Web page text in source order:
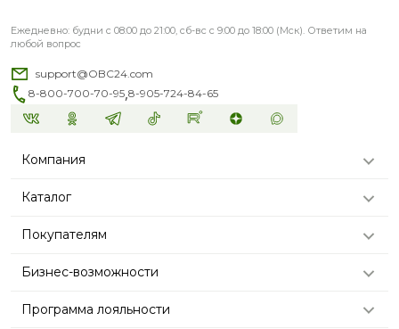
Ежедневно: будни с 08:00 до 21:00, сб-вс с 9:00 до 18:00 (Мск). Ответим на
любой вопрос
support@OBC24.com
8-800-700-70-95,8-905-724-84-65
Компания
Каталог
Покупателям
Бизнес-возможности
Программа лояльности